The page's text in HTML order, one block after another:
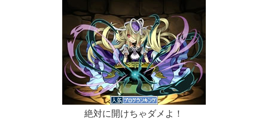
絶対に開けちゃダメよ！